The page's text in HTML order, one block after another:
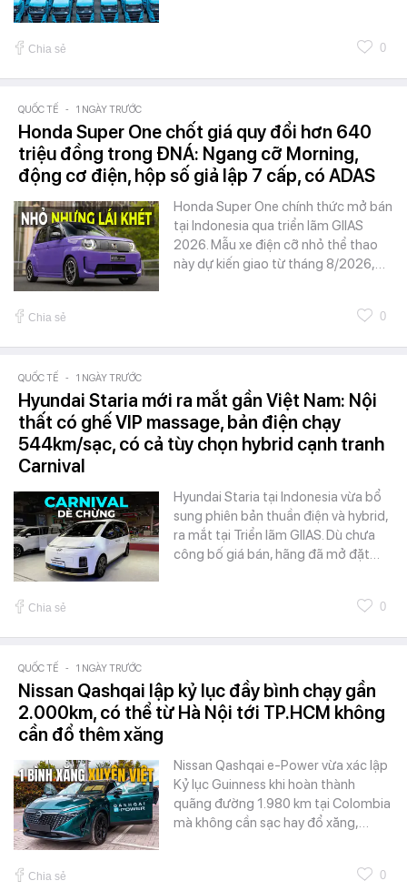
Chia sẻ 0
QUỐC TẾ - 1 NGÀY TRƯỚC
Honda Super One chốt giá quy đổi hơn 640
triệu đồng trong ĐNÁ: Ngang cỡ Morning,
động cơ điện, hộp số giả lập 7 cấp, có ADAS
Honda Super One chính thức mở bán
tại Indonesia qua triển lãm GIIAS
2026. Mẫu xe điện cỡ nhỏ thể thao
này dự kiến giao từ tháng 8/2026,…
Chia sẻ 0
QUỐC TẾ - 1 NGÀY TRƯỚC
Hyundai Staria mới ra mắt gần Việt Nam: Nội
thất có ghế VIP massage, bản điện chạy
544km/sạc, có cả tùy chọn hybrid cạnh tranh
Carnival
Hyundai Staria tại Indonesia vừa bổ
sung phiên bản thuần điện và hybrid,
ra mắt tại Triển lãm GIIAS. Dù chưa
công bố giá bán, hãng đã mở đặt…
Chia sẻ 0
QUỐC TẾ - 1 NGÀY TRƯỚC
Nissan Qashqai lập kỷ lục đầy bình chạy gần
2.000km, có thể từ Hà Nội tới TP.HCM không
cần đổ thêm xăng
Nissan Qashqai e-Power vừa xác lập
Kỷ lục Guinness khi hoàn thành
quãng đường 1.980 km tại Colombia
mà không cần sạc hay đổ xăng,…
Chia sẻ 0